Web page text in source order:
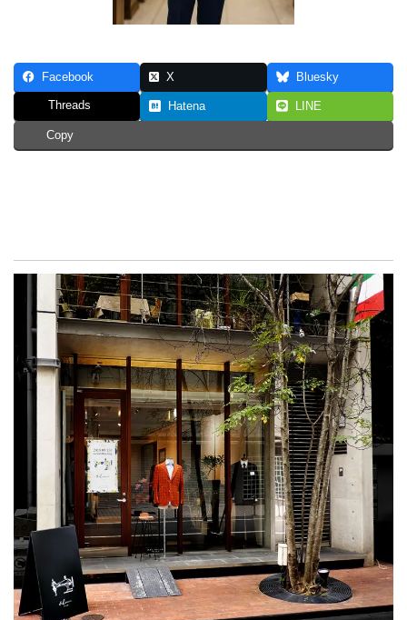
Facebook X Bluesky
Threads Hatena LINE
Copy